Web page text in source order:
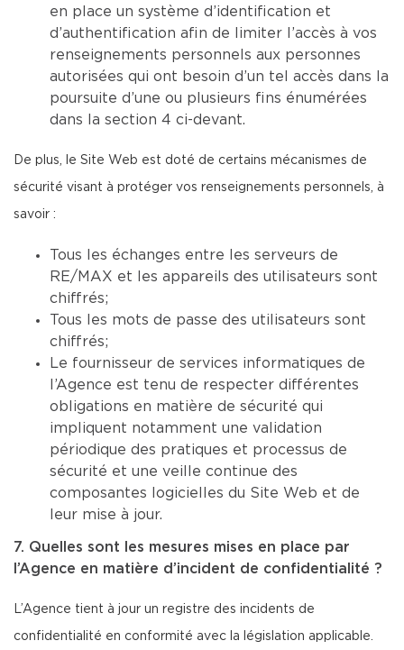
en place un système d’identification et
d’authentification afin de limiter l’accès à vos
renseignements personnels aux personnes
autorisées qui ont besoin d’un tel accès dans la
poursuite d’une ou plusieurs fins énumérées
dans la section 4 ci-devant.
De plus, le Site Web est doté de certains mécanismes de
sécurité visant à protéger vos renseignements personnels, à
savoir :
Tous les échanges entre les serveurs de
RE/MAX et les appareils des utilisateurs sont
chiffrés;
Tous les mots de passe des utilisateurs sont
chiffrés;
Le fournisseur de services informatiques de
l’Agence est tenu de respecter différentes
obligations en matière de sécurité qui
impliquent notamment une validation
périodique des pratiques et processus de
sécurité et une veille continue des
composantes logicielles du Site Web et de
leur mise à jour.
7. Quelles sont les mesures mises en place par
l’Agence en matière d’incident de confidentialité ?
L’Agence tient à jour un registre des incidents de
confidentialité en conformité avec la législation applicable.